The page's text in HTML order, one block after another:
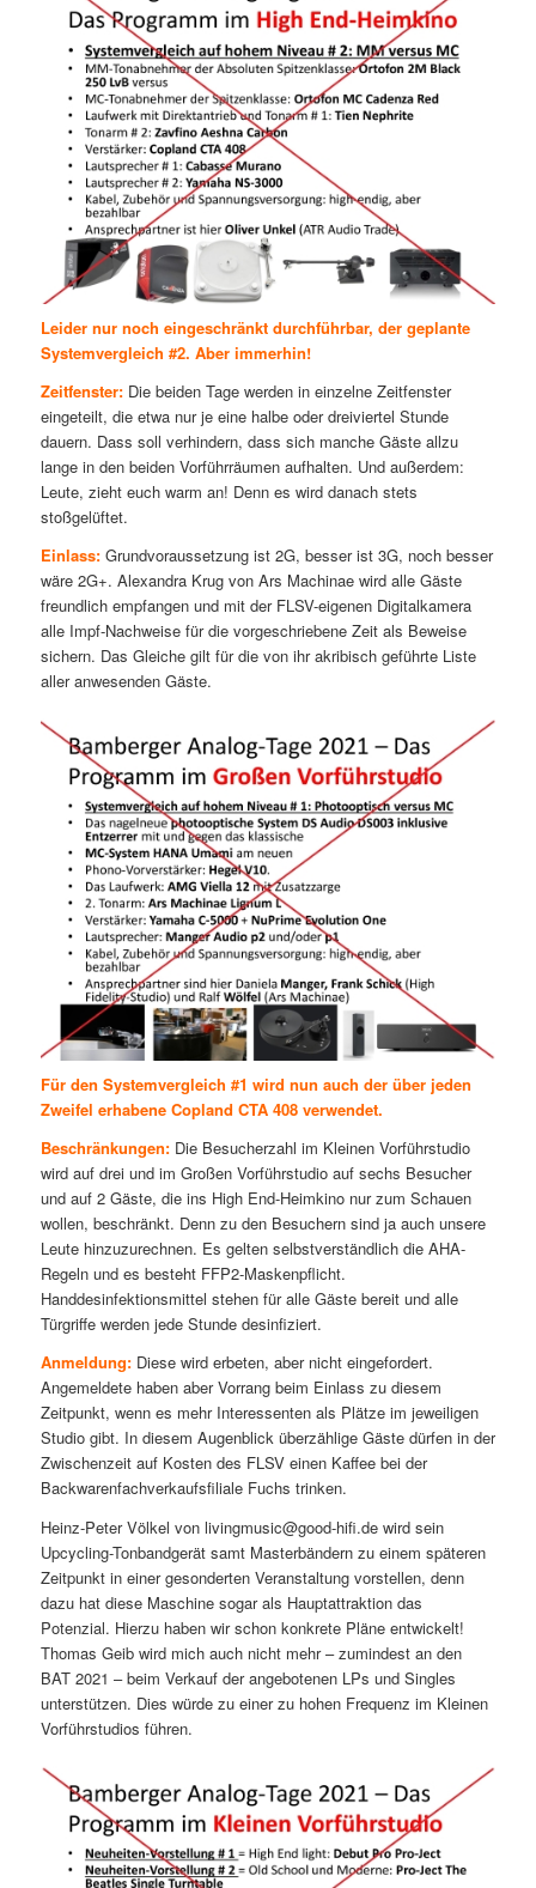
Leider nur noch eingeschränkt durchführbar, der geplante
Systemvergleich #2. Aber immerhin!
Zeitfenster:Die beiden Tage werden in einzelne Zeitfenster
eingeteilt, die etwa nur je eine halbe oder dreiviertel Stunde
dauern. Dass soll verhindern, dass sich manche Gäste allzu
lange in den beiden Vorführräumen aufhalten. Und außerdem:
Leute, zieht euch warm an! Denn es wird danach stets
stoßgelüftet.
Einlass:Grundvoraussetzung ist 2G, besser ist 3G, noch besser
wäre 2G+. Alexandra Krug von Ars Machinae wird alle Gäste
freundlich empfangen und mit der FLSV-eigenen Digitalkamera
alle Impf-Nachweise für die vorgeschriebene Zeit als Beweise
sichern. Das Gleiche gilt für die von ihr akribisch geführte Liste
aller anwesenden Gäste.
Für den Systemvergleich #1 wird nun auch der über jeden
Zweifel erhabene Copland CTA 408 verwendet.
Beschränkungen:Die Besucherzahl im Kleinen Vorführstudio
wird auf drei und im Großen Vorführstudio auf sechs Besucher
und auf 2 Gäste, die ins High End-Heimkino nur zum Schauen
wollen, beschränkt. Denn zu den Besuchern sind ja auch unsere
Leute hinzuzurechnen. Es gelten selbstverständlich die AHA-
Regeln und es besteht FFP2-Maskenpflicht.
Handdesinfektionsmittel stehen für alle Gäste bereit und alle
Türgriffe werden jede Stunde desinfiziert.
Anmeldung:Diese wird erbeten, aber nicht eingefordert.
Angemeldete haben aber Vorrang beim Einlass zu diesem
Zeitpunkt, wenn es mehr Interessenten als Plätze im jeweiligen
Studio gibt. In diesem Augenblick überzählige Gäste dürfen in der
Zwischenzeit auf Kosten des FLSV einen Kaffee bei der
Backwarenfachverkaufsfiliale Fuchs trinken.
Heinz-Peter Völkel von livingmusic@good-hifi.de wird sein
Upcycling-Tonbandgerät samt Masterbändern zu einem späteren
Zeitpunkt in einer gesonderten Veranstaltung vorstellen, denn
dazu hat diese Maschine sogar als Hauptattraktion das
Potenzial. Hierzu haben wir schon konkrete Pläne entwickelt!
Thomas Geib wird mich auch nicht mehr – zumindest an den
BAT 2021 – beim Verkauf der angebotenen LPs und Singles
unterstützen. Dies würde zu einer zu hohen Frequenz im Kleinen
Vorführstudios führen.